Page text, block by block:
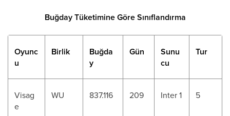
Buğday Tüketimine Göre Sınıflandırma
Oyunc
u
Birlik
Buğda
y
Gün
Sunu
cu
Tur
Visag
e
WU 837.116 209 Inter 1 5